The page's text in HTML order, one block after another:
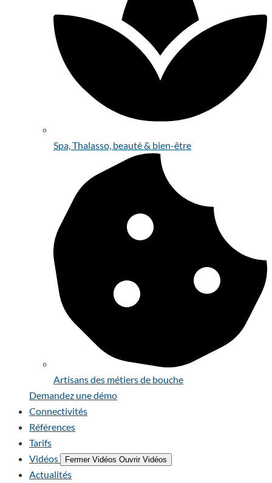
Spa, Thalasso, beauté & bien-être
Artisans des métiers de bouche
Demandez une démo
Connectivités
Références
Tarifs
Vidéos
Fermer Vidéos Ouvrir Vidéos
Actualités